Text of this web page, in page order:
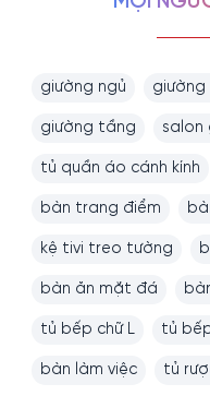
giường ngủ giường
giường tầng salon
tủ quần áo cánh kính
bàn trang điểm
kệ tivi treo tường
bàn ăn mặt đá
tủ bếp chữ L tủ
bàn làm việc tủ